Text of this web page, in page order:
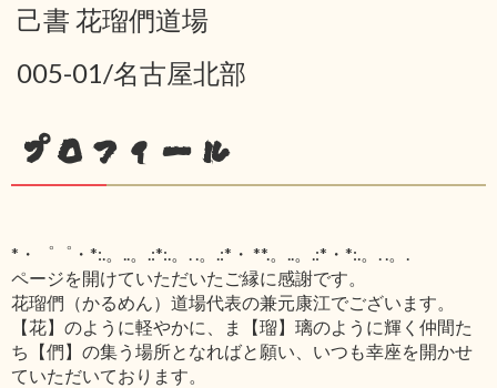
己書 花瑠們道場
005-01/名古屋北部
プロフィール
*・゜゜・*:.。..。.:*:.。. .。.:*・ **.。..。.:*・*:.。. .。.
ページを開けていただいたご縁に感謝です。
花瑠們（かるめん）道場代表の兼元康江でございます。
【花】のように軽やかに、ま【瑠】璃のように輝く仲間た
ち【們】の集う場所となればと願い、いつも幸座を開かせ
ていただいております。